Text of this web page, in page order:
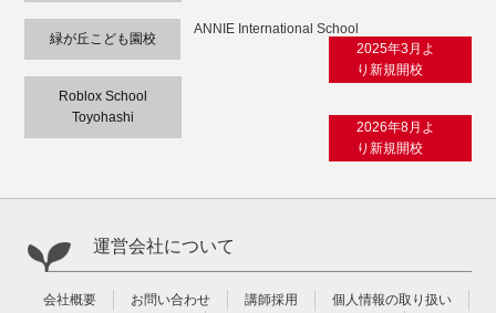
緑が丘こども園校
ANNIE International School
2025年3月よ
り新規開校
Roblox School
Toyohashi
2026年8月よ
り新規開校
運営会社について
会社概要 お問い合わせ 講師採用 個人情報の取り扱い